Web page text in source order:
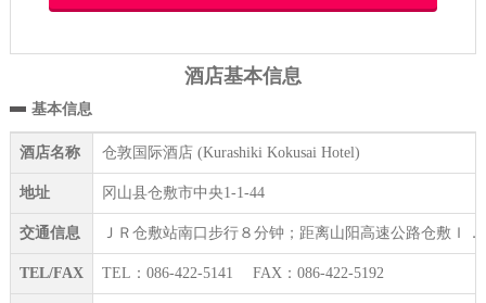
酒店基本信息
基本信息
酒店名称 仓敦国际酒店 (Kurashiki Kokusai Hotel)
地址 冈山县仓敷市中央1-1-44
交通信息 ＪＲ仓敷站南口步行８分钟；距离山阳高速公路仓敷Ｉ
TEL/FAX TEL：086-422-5141 FAX：086-422-5192